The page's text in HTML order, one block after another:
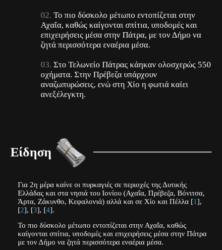
Το πιο δύσκολο μέτωπο εντοπίζεται στην
Αχαΐα, καθώς καίγονται σπίτια, υποδομές και
επιχειρήσεις μέσα στην Πάτρα, με τον Δήμο να
ζητά περισσότερα εναέρια μέσα.
Στο Τελωνείο Πάτρας κάηκαν ολοσχερώς 550
οχήματα. Στην Πρέβεζα υπάρχουν
αναζωπυρώσεις, ενώ στη Χίο η φωτιά καίει
ανεξέλεγκτη.
Είδηση
Για 2η μέρα καίνε οι πυρκαγιές σε περιοχές της Δυτικής
Ελλάδας και στα νησιά του Ιονίου (Αχαΐα, Πρέβεζα, Βόνιτσα,
Άρτα, Ζάκυνθο, Κεφαλονιά) αλλά και σε Χίο και Πέλλα [1],
[2], [3], [4].
Το πιο δύσκολο μέτωπο εντοπίζεται στην Αχαΐα, καθώς
καίγονται σπίτια, υποδομές και επιχειρήσεις μέσα στην Πάτρα
με τον Δήμο να ζητά περισσότερα εναέρια μέσα.